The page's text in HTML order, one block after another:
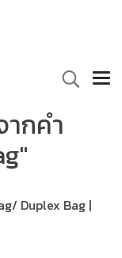
ากคำ
Duplex Bag |